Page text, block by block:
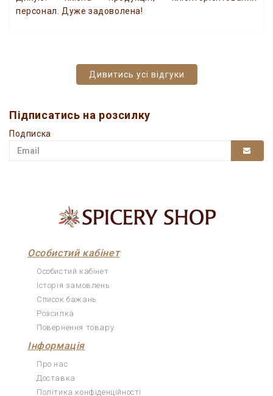
персонал. Дуже задоволена!
Дивитись усі відгуки
Підписатись на розсилку
Подписка
Особистий кабінет
Особистий кабінет
Історія замовлень
Список бажань
Розсилка
Повернення товару
Інформація
Про нас
Доставка
Політика конфіденційності